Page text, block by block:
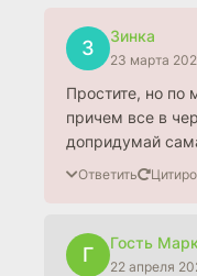
З
Зинка
23 марта
Простите, но по
причем все в
допридумай
Ответить
Г
Гость
22 апреля